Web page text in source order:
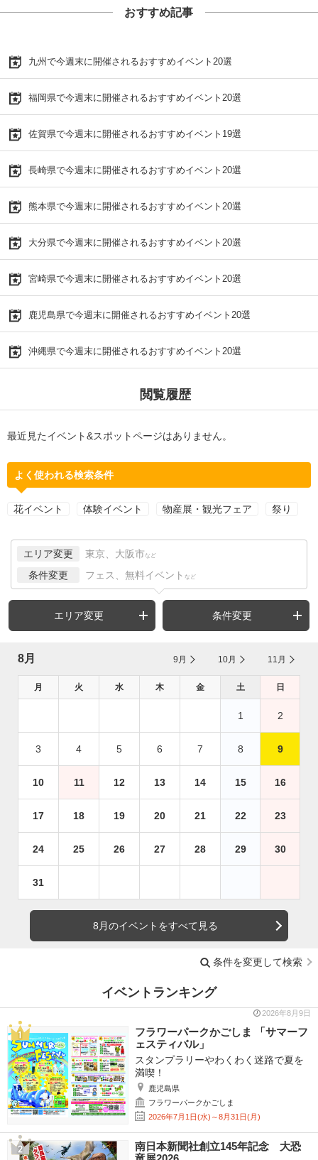
おすすめ記事
九州で今週末に開催されるおすすめイベント20選
福岡県で今週末に開催されるおすすめイベント20選
佐賀県で今週末に開催されるおすすめイベント19選
長崎県で今週末に開催されるおすすめイベント20選
熊本県で今週末に開催されるおすすめイベント20選
大分県で今週末に開催されるおすすめイベント20選
宮崎県で今週末に開催されるおすすめイベント20選
鹿児島県で今週末に開催されるおすすめイベント20選
沖縄県で今週末に開催されるおすすめイベント20選
閲覧履歴
最近見たイベント&スポットページはありません。
よく使われる検索条件
花イベント 体験イベント 物産展・観光フェア 祭り
エリア変更 東京、大阪市 など
条件変更 フェス、無料イベント など
エリア変更 条件変更
8月 9月 10月 11月
月 火 水 木 金 土 日
1 2
3 4 5 6 7 8 9
10 11 12 13 14 15 16
17 18 19 20 21 22 23
24 25 26 27 28 29 30
31
8月のイベントをすべて見る
条件を変更して検索
イベントランキング
2026年8月9日
フラワーパークかごしま 「サマーフ
ェスティバル」
スタンプラリーやわくわく迷路で夏を
満喫！
鹿児島県
フラワーパークかごしま
2026年7月1日(水)～8月31日(月)
南日本新聞社創立145年記念 大恐